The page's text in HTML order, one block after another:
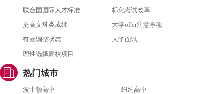
联合国国际人才标准
标化考试改革
提高文科类成绩
大学offer注意事项
有效调整状态
大学面试
理性选择夏校项目
热门城市
波士顿高中
纽约高中